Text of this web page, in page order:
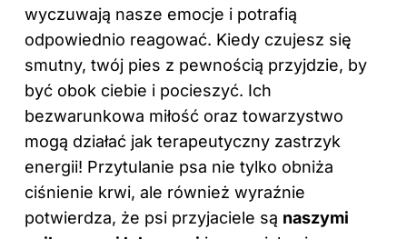
wyczuwają nasze emocje i potrafią
odpowiednio reagować. Kiedy czujesz się
smutny, twój pies z pewnością przyjdzie, by
być obok ciebie i pocieszyć. Ich
bezwarunkowa miłość oraz towarzystwo
mogą działać jak terapeutyczny zastrzyk
energii! Przytulanie psa nie tylko obniża
ciśnienie krwi, ale również wyraźnie
potwierdza, że psi przyjaciele są naszymi